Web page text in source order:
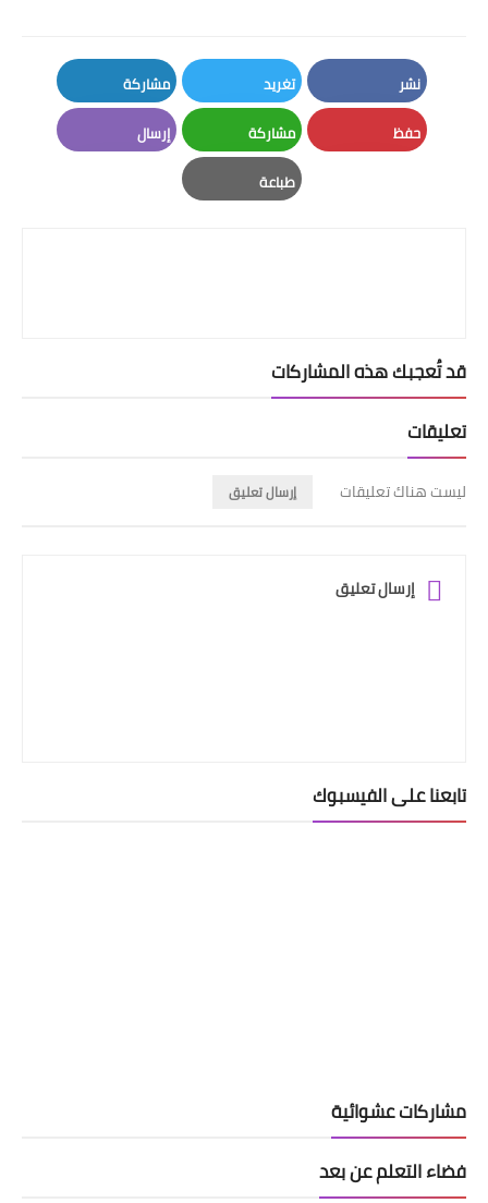
نشر
Facebook
تغريد
Twitter
مشاركة
LinkedIn
حفظ مشاركة
Whatsapp
إرسال
طباعة
قد تُعجبك هذه المشاركات
تعليقات
ليست هناك تعليقات إرسال تعليق
إرسال تعليق
تابعنا على الفيسبوك
مشاركات عشوائية
فضاء التعلم عن بعد